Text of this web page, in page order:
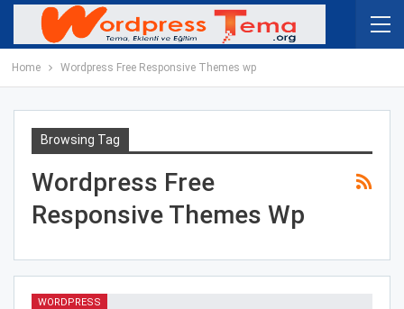
Home Wordpress Free Responsive Themes wp
Browsing Tag
Wordpress Free
Responsive Themes Wp
WORDPRESS